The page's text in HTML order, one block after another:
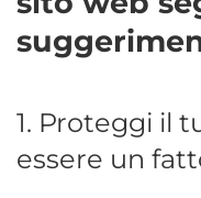
1. Proteggi il
essere un